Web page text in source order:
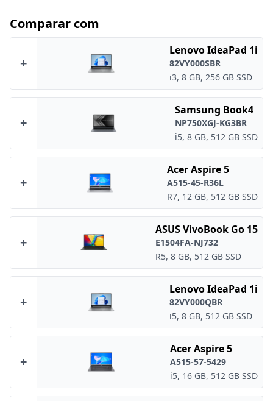
Comparar com
+
Lenovo IdeaPad 1i
82VY000SBR
i3, 8 GB, 256 GB SSD
+
Samsung Book4
NP750XGJ-KG3BR
i5, 8 GB, 512 GB SSD
+
Acer Aspire 5
A515-45-R36L
R7, 12 GB, 512 GB SSD
+
ASUS VivoBook Go 15
E1504FA-NJ732
R5, 8 GB, 512 GB SSD
+
Lenovo IdeaPad 1i
82VY000QBR
i5, 8 GB, 512 GB SSD
+
Acer Aspire 5
A515-57-5429
i5, 16 GB, 512 GB SSD